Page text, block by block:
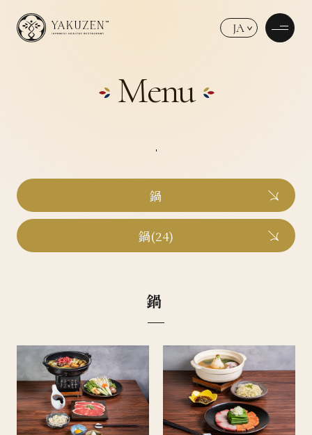
JA
Menu
鍋
鍋(24)
鍋